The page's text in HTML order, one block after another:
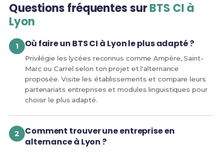
Questions fréquentes surBTS CI à
Lyon
Où faire un BTS CI à Lyon le plus adapté ?
Privilégie les lycées reconnus comme Ampère, Saint-
Marc ou Carrel selon ton projet et l'alternance
proposée. Visite les établissements et compare leurs
partenariats entreprises et modules linguistiques pour
choisir le plus adapté.
Comment trouver une entreprise en
alternance à Lyon ?